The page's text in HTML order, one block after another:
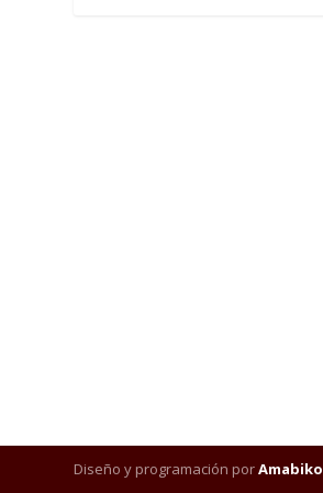
Diseño y programación porAmabiko